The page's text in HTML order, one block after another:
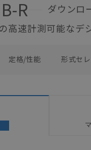
R
ダウンロ
高速計測可能なデ
定格/性能 形式セ